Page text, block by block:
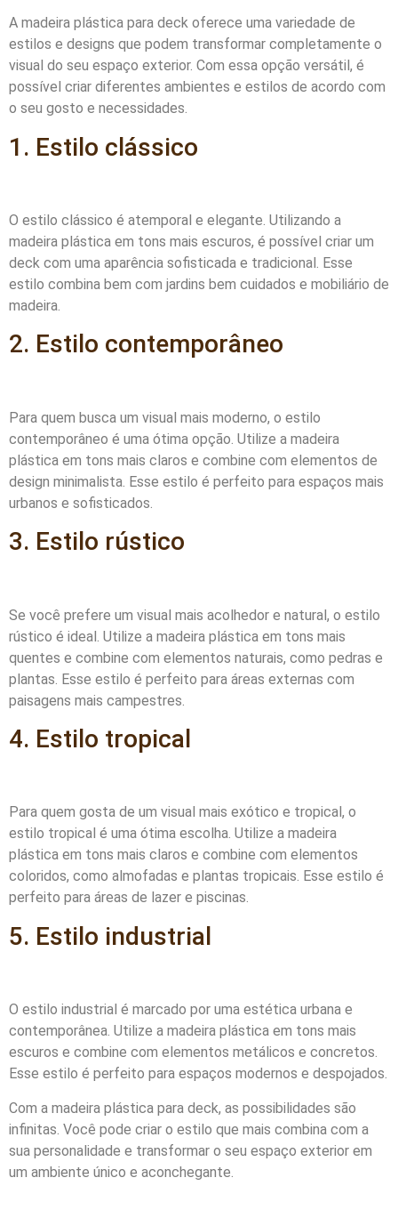
A madeira plástica para deck oferece uma variedade de
estilos e designs que podem transformar completamente o
visual do seu espaço exterior. Com essa opção versátil, é
possível criar diferentes ambientes e estilos de acordo com
o seu gosto e necessidades.
1. Estilo clássico
O estilo clássico é atemporal e elegante. Utilizando a
madeira plástica em tons mais escuros, é possível criar um
deck com uma aparência sofisticada e tradicional. Esse
estilo combina bem com jardins bem cuidados e mobiliário de
madeira.
2. Estilo contemporâneo
Para quem busca um visual mais moderno, o estilo
contemporâneo é uma ótima opção. Utilize a madeira
plástica em tons mais claros e combine com elementos de
design minimalista. Esse estilo é perfeito para espaços mais
urbanos e sofisticados.
3. Estilo rústico
Se você prefere um visual mais acolhedor e natural, o estilo
rústico é ideal. Utilize a madeira plástica em tons mais
quentes e combine com elementos naturais, como pedras e
plantas. Esse estilo é perfeito para áreas externas com
paisagens mais campestres.
4. Estilo tropical
Para quem gosta de um visual mais exótico e tropical, o
estilo tropical é uma ótima escolha. Utilize a madeira
plástica em tons mais claros e combine com elementos
coloridos, como almofadas e plantas tropicais. Esse estilo é
perfeito para áreas de lazer e piscinas.
5. Estilo industrial
O estilo industrial é marcado por uma estética urbana e
contemporânea. Utilize a madeira plástica em tons mais
escuros e combine com elementos metálicos e concretos.
Esse estilo é perfeito para espaços modernos e despojados.
Com a madeira plástica para deck, as possibilidades são
infinitas. Você pode criar o estilo que mais combina com a
sua personalidade e transformar o seu espaço exterior em
um ambiente único e aconchegante.